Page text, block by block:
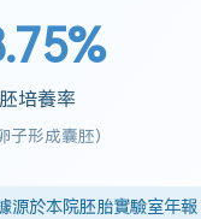
培養率
子形成囊胚)
源於本院胚胎實驗室年報